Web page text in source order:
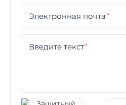
Электронная почта *
Введите текст*